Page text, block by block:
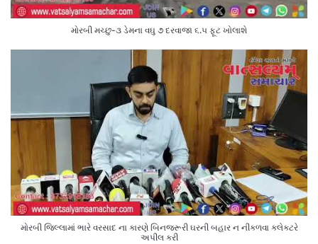
મોરબી મચ્છુ-૩ ડેમના વઘુ ૭ દરવાજા ૬.૫ ફૂટ ખોલાશે
મોરબી જિલ્લામાં ભારે વરસાદ ના કારણે બિનજરૂરી ઘરની બહાર ન નીકળવા કલેક્ટરે
અપીલ કરી